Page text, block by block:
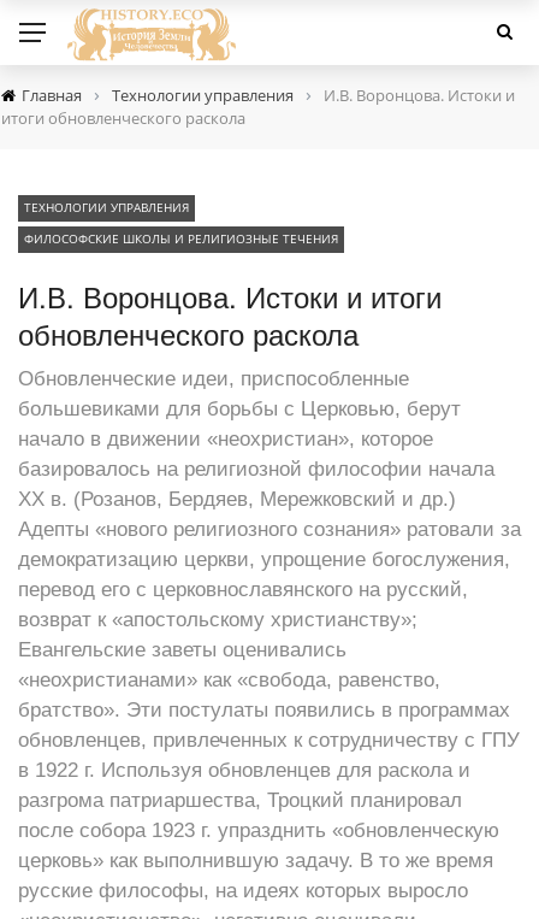
Главная › Технологии управления ›
И.В. Воронцова. Истоки и
итоги обновленческого раскола
ТЕХНОЛОГИИ УПРАВЛЕНИЯ
ФИЛОСОФСКИЕ ШКОЛЫ И РЕЛИГИОЗНЫЕ ТЕЧЕНИЯ
И.В. Воронцова. Истоки и итоги
обновленческого раскола
Обновленческие идеи, приспособленные
большевиками для борьбы с Церковью, берут
начало в движении «неохристиан», которое
базировалось на религиозной философии начала
ХХ в. (Розанов, Бердяев, Мережковский и др.)
Адепты «нового религиозного сознания» ратовали за
демократизацию церкви, упрощение богослужения,
перевод его с церковнославянского на русский,
возврат к «апостольскому христианству»;
Евангельские заветы оценивались
«неохристианами» как «свобода, равенство,
братство». Эти постулаты появились в программах
обновленцев, привлеченных к сотрудничеству с ГПУ
в 1922 г. Используя обновленцев для раскола и
разгрома патриаршества, Троцкий планировал
после собора 1923 г. упразднить «обновленческую
церковь» как выполнившую задачу. В то же время
русские философы, на идеях которых выросло